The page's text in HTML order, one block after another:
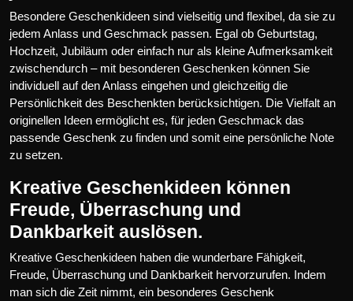
Besondere Geschenkideen sind vielseitig und flexibel, da sie zu
jedem Anlass und Geschmack passen. Egal ob Geburtstag,
Hochzeit, Jubiläum oder einfach nur als kleine Aufmerksamkeit
zwischendurch – mit besonderen Geschenken können Sie
individuell auf den Anlass eingehen und gleichzeitig die
Persönlichkeit des Beschenkten berücksichtigen. Die Vielfalt an
originellen Ideen ermöglicht es, für jeden Geschmack das
passende Geschenk zu finden und somit eine persönliche Note
zu setzen.
Kreative Geschenkideen können
Freude, Überraschung und
Dankbarkeit auslösen.
Kreative Geschenkideen haben die wunderbare Fähigkeit,
Freude, Überraschung und Dankbarkeit hervorzurufen. Indem
man sich die Zeit nimmt, ein besonderes Geschenk